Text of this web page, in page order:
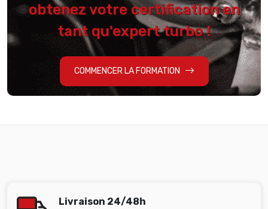
obtenez votre certification en
tant qu'expert turbo !
COMMENCER LA FORMATION
Livraison 24/48h